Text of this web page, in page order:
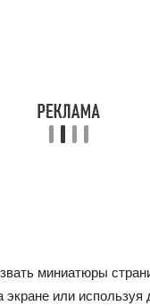
миниатюры
или используя